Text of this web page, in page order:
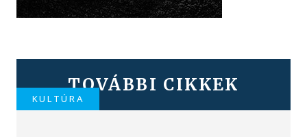
TOVÁBBI CIKKEK
KULTÚRA